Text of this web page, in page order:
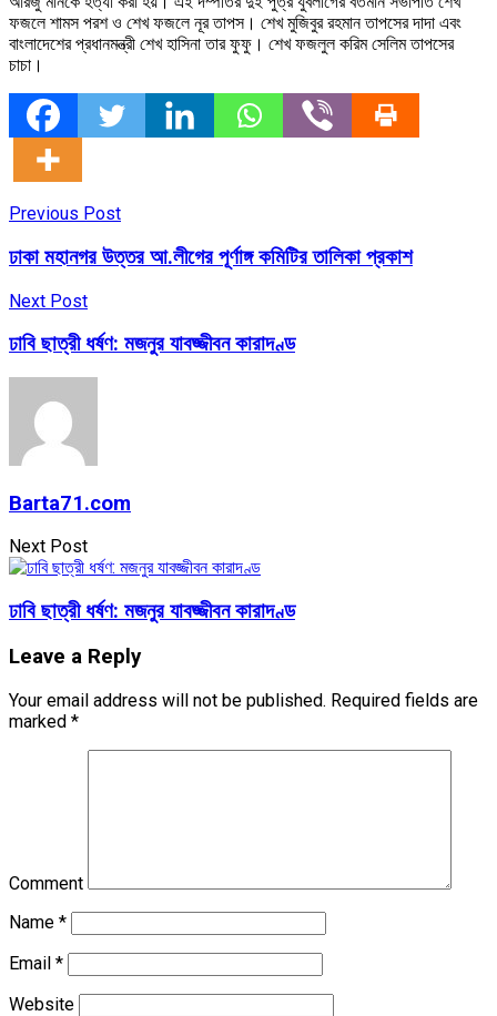
ফজলে শামস পরশ ও শেখ ফজলে নূর তাপস। শেখ মুজিবুর রহমান তাপসের দাদা এবং
বাংলাদেশের প্রধানমন্ত্রী শেখ হাসিনা তার ফুফু। শেখ ফজলুল করিম সেলিম তাপসের
চাচা।
Previous Post
ঢাকা মহানগর উত্তর আ.লীগের পূর্ণাঙ্গ কমিটির তালিকা প্রকাশ
Next Post
ঢাবি ছাত্রী ধর্ষণ: মজনুর যাবজ্জীবন কারাদণ্ড
Barta71.com
Next Post
ঢাবি ছাত্রী ধর্ষণ: মজনুর যাবজ্জীবন কারাদণ্ড
Leave a Reply
Your email address will not be published. Required fields are
marked *
Comment
Name *
Email *
Website